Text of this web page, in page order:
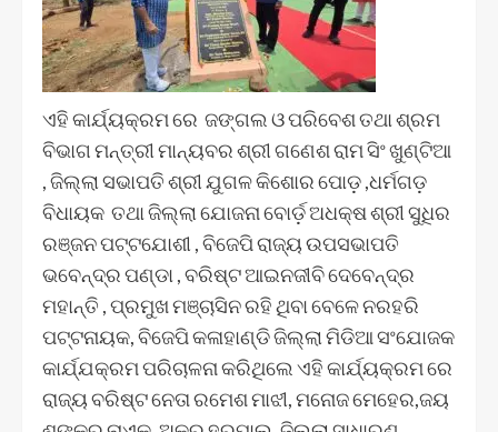
ଏହି କାର୍ଯ୍ୟକ୍ରମ ରେ ଜଙ୍ଗଲ ଓ ପରିବେଶ ତଥା ଶ୍ରମ
ବିଭାଗ ମନ୍ତ୍ରୀ ମାନ୍ୟବର ଶ୍ରୀ ଗଣେଶ ରାମ ସିଂ ଖୁଣ୍ଟିଆ
, ଜିଲ୍ଲା ସଭାପତି ଶ୍ରୀ ଯୁଗଳ କିଶୋର ପୋଡ଼ ,ଧର୍ମଗଡ଼
ବିଧାୟକ ତଥା ଜିଲ୍ଲା ଯୋଜନା ବୋର୍ଡ଼ ଅଧକ୍ଷ ଶ୍ରୀ ସୁଧିର
ରଞ୍ଜନ ପଟ୍ଟଯୋଶୀ , ବିଜେପି ରାଜ୍ୟ ଉପସଭାପତି
ଭବେନ୍ଦ୍ର ପଣ୍ଡା , ବରିଷ୍ଟ ଆଇନଜୀବି ଦେବେନ୍ଦ୍ର
ମହାନ୍ତି , ପ୍ରମୁଖ ମଞ୍ଚାସିନ ରହି ଥିବା ବେଳେ ନରହରି
ପଟ୍ଟନାୟକ, ବିଜେପି କଳାହାଣ୍ଡି ଜିଲ୍ଲା ମିଡିଆ ସଂଯୋଜକ
କାର୍ଯ୍ଯକ୍ରମ ପରିଚାଳନା କରିଥିଲେ ଏହି କାର୍ଯ୍ୟକ୍ରମ ରେ
ରାଜ୍ୟ ବରିଷ୍ଟ ନେତା ରମେଶ ମାଝୀ, ମନୋଜ ମେହେର,ଜୟ